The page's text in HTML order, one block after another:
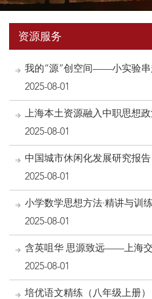
资源服务
我的“源”创空间——小实验串
2025-08-01
上海本土资源融入中职思想
2025-08-01
中国城市休闲化发展研究报告
2025-08-01
小学数学思想方法·精讲与训练
2025-08-01
含英咀华 思源致远——上海交
班历史与传承
2025-08-01
培优语文精练（八年级上册）